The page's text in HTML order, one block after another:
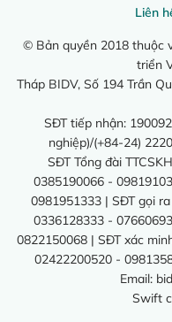
Liên
© Bản quyền 2018 thuộc
triển
Tháp BIDV, Số 194 Trần
SĐT tiếp nhận:
nghiệp)/(+84-24)
SĐT Tổng đài
0385190066 -
0981951333 | SĐT gọi
0336128333 -
0822150068 | SĐT xác
02422200520 -
Email:
Swift